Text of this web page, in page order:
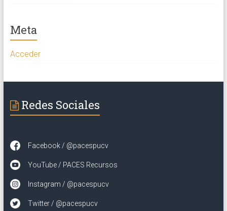
Meta
Acceder
Redes Sociales
Facebook / @pacespucv
YouTube / PACES Recursos
Instagram / @pacespucv
Twitter / @pacespucv